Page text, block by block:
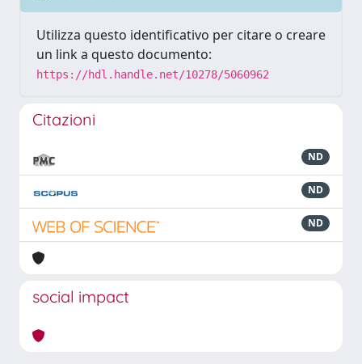
Utilizza questo identificativo per citare o creare
un link a questo documento:
https://hdl.handle.net/10278/5060962
Citazioni
ND
ND
ND
social impact